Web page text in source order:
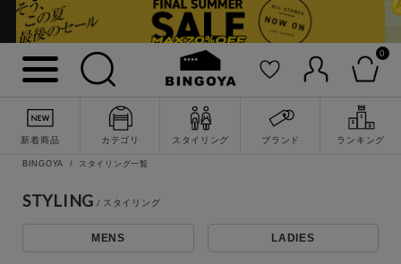
0
新着商品 カテゴリ スタイリング ブランド ランキング
詳細検索
BINGOYA スタイリング一覧
STYLING
MENS LADIES